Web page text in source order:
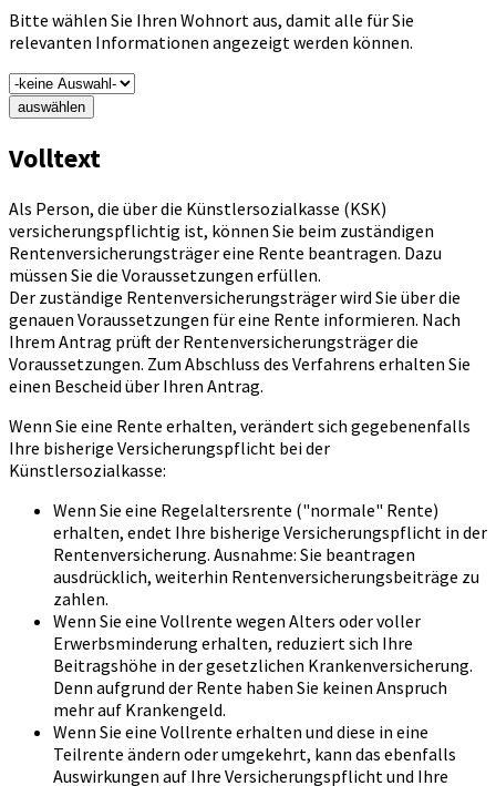
Bitte wählen Sie Ihren Wohnort aus, damit alle für Sie
relevanten Informationen angezeigt werden können.
auswählen
Volltext
Als Person, die über die Künstlersozialkasse (KSK)
versicherungspflichtig ist, können Sie beim zuständigen
Rentenversicherungsträger eine Rente beantragen. Dazu
müssen Sie die Voraussetzungen erfüllen.
Der zuständige Rentenversicherungsträger wird Sie über die
genauen Voraussetzungen für eine Rente informieren. Nach
Ihrem Antrag prüft der Rentenversicherungsträger die
Voraussetzungen. Zum Abschluss des Verfahrens erhalten Sie
einen Bescheid über Ihren Antrag.
Wenn Sie eine Rente erhalten, verändert sich gegebenenfalls
Ihre bisherige Versicherungspflicht bei der
Künstlersozialkasse:
Wenn Sie eine Regelaltersrente ("normale" Rente)
erhalten, endet Ihre bisherige Versicherungspflicht in der
Rentenversicherung. Ausnahme: Sie beantragen
ausdrücklich, weiterhin Rentenversicherungsbeiträge zu
zahlen.
Wenn Sie eine Vollrente wegen Alters oder voller
Erwerbsminderung erhalten, reduziert sich Ihre
Beitragshöhe in der gesetzlichen Krankenversicherung.
Denn aufgrund der Rente haben Sie keinen Anspruch
mehr auf Krankengeld.
Wenn Sie eine Vollrente erhalten und diese in eine
Teilrente ändern oder umgekehrt, kann das ebenfalls
Auswirkungen auf Ihre Versicherungspflicht und Ihre